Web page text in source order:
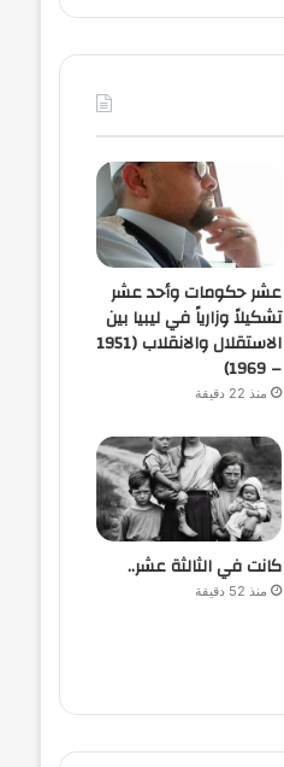
عشر حكومات وأحد عشر
تشكيلاً وزارياً في ليبيا بين
الاستقلال والانقلاب (1951
– 1969)
منذ 22 دقيقة
كانت في الثالثة عشر..
منذ 52 دقيقة